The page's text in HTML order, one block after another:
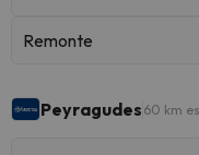
Remonte
Peyragudes 60 km